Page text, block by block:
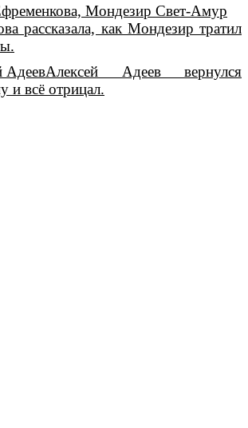
рассказала, как Мондезир тратил
Алексей Адеев вернулся
и всё отрицал.